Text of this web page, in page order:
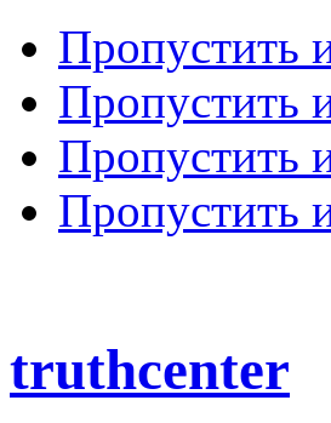
Пропустить
Пропустить
Пропустить
Пропустить
truthcenter